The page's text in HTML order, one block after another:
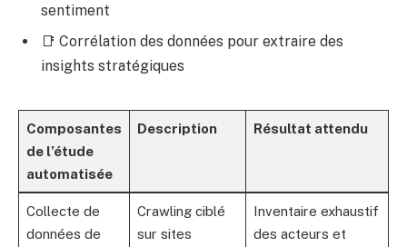
sentiment
📑 Corrélation des données pour extraire des
insights stratégiques
Composantes
de l’étude
automatisée
Description Résultat attendu
Collecte de
données de
Crawling ciblé
sur sites
Inventaire exhaustif
des acteurs et